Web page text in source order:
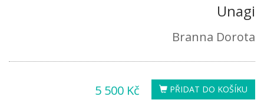
Unagi
Branna Dorota
PŘIDAT DO KOŠÍKU
5 500 Kč